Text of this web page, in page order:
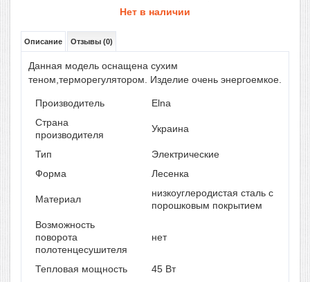
Нет в наличии
Описание Отзывы (0)
Данная модель оснащена сухим
теном,терморегулятором. Изделие очень энергоемкое.
Производитель
Elna
Страна
производителя
Украина
Тип
Электрические
Форма
Лесенка
Материал
низкоуглеродистая сталь с
порошковым покрытием
Возможность
поворота
полотенцесушителя
нет
Тепловая мощность
45 Вт